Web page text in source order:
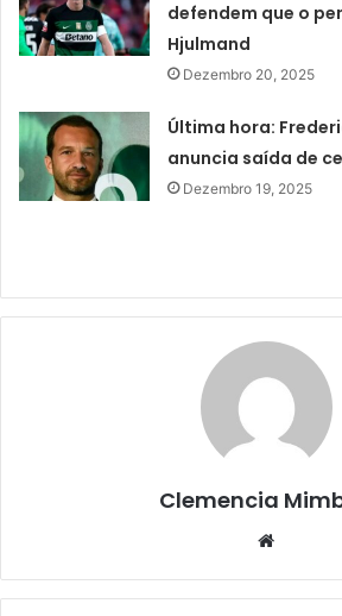
defendem que o
Hjulmand
Dezembro 20, 2025
Última hora:
anuncia saída de
Dezembro 19, 2025
Clemencia
Website